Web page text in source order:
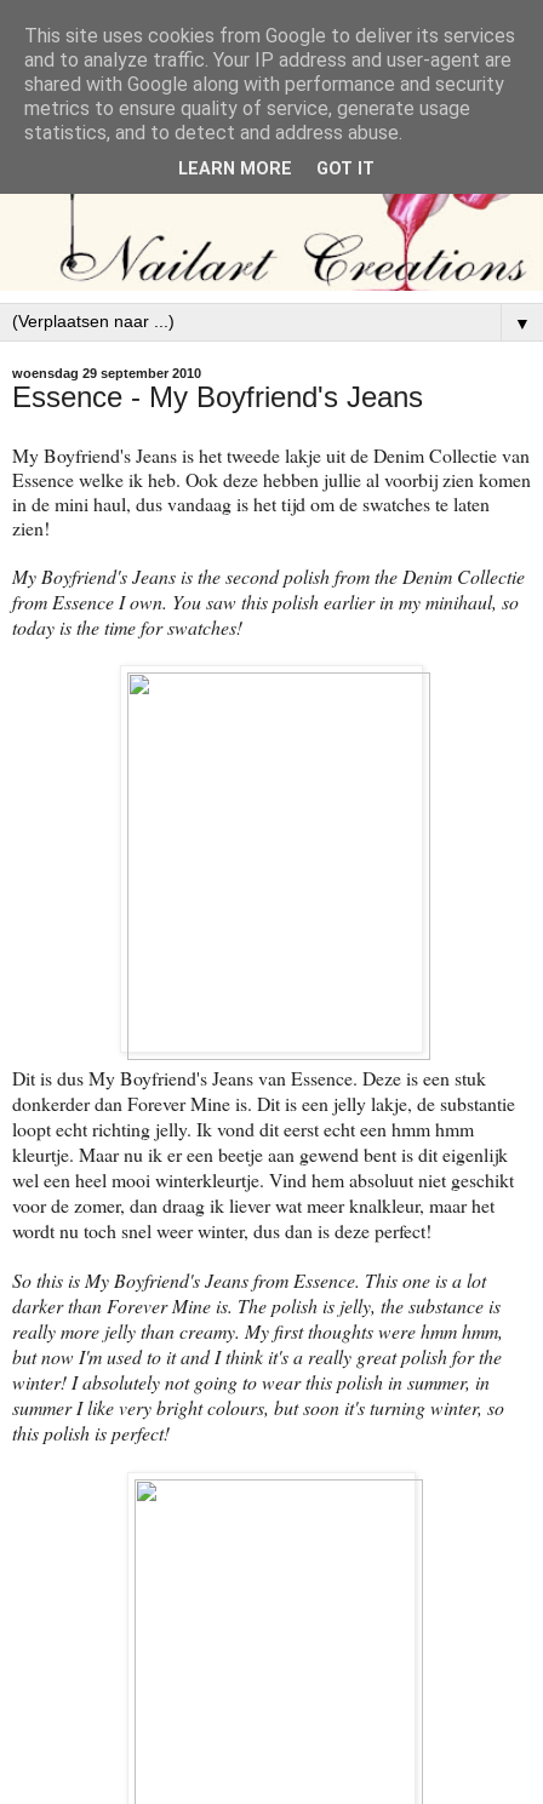
▼
woensdag 29 september 2010
Essence - My Boyfriend's Jeans
My Boyfriend's Jeans is het tweede lakje uit de Denim Collectie van
Essence welke ik heb. Ook deze hebben jullie al voorbij zien komen
in de mini haul, dus vandaag is het tijd om de swatches te laten
zien!
My Boyfriend's Jeans is the second polish from the Denim Collectie
from Essence I own. You saw this polish earlier in my minihaul, so
today is the time for swatches!
Dit is dus My Boyfriend's Jeans van Essence. Deze is een stuk
donkerder dan Forever Mine is. Dit is een jelly lakje, de substantie
loopt echt richting jelly. Ik vond dit eerst echt een hmm hmm
kleurtje. Maar nu ik er een beetje aan gewend bent is dit eigenlijk
wel een heel mooi winterkleurtje. Vind hem absoluut niet geschikt
voor de zomer, dan draag ik liever wat meer knalkleur, maar het
wordt nu toch snel weer winter, dus dan is deze perfect!
So this is My Boyfriend's Jeans from Essence. This one is a lot
darker than Forever Mine is. The polish is jelly, the substance is
really more jelly than creamy. My first thoughts were hmm hmm,
but now I'm used to it and I think it's a really great polish for the
winter! I absolutely not going to wear this polish in summer, in
summer I like very bright colours, but soon it's turning winter, so
this polish is perfect!
This site uses cookies from Google to deliver its services
and to analyze traffic. Your IP address and user-agent are
shared with Google along with performance and security
metrics to ensure quality of service, generate usage
statistics, and to detect and address abuse.
LEARN MORE GOT IT